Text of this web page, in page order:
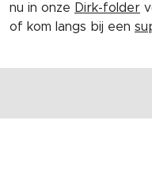
nu in onze Dirk-folder
of kom langs bij een